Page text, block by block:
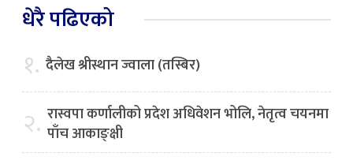
धेरै पढिएको
१. दैलेख श्रीस्थान ज्वाला (तस्बिर)
२. रास्वपा कर्णालीको प्रदेश अधिवेशन भोलि, नेतृत्व चयनमा
पाँच आकाङ्क्षी